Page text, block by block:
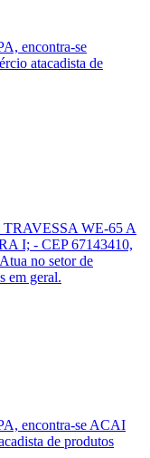
encontra-se
atacadista de
WE-65 A
I; - CEP 67143410,
no setor de
em geral.
encontra-se ACAI
de produtos